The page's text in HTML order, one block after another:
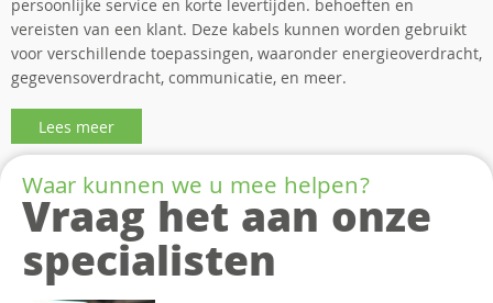
persoonlijke service en korte levertijden. behoeften en
vereisten van een klant. Deze kabels kunnen worden gebruikt
voor verschillende toepassingen, waaronder energieoverdracht,
gegevensoverdracht, communicatie, en meer.
Lees meer
Waar kunnen we u mee helpen?
Vraag het aan onze
specialisten